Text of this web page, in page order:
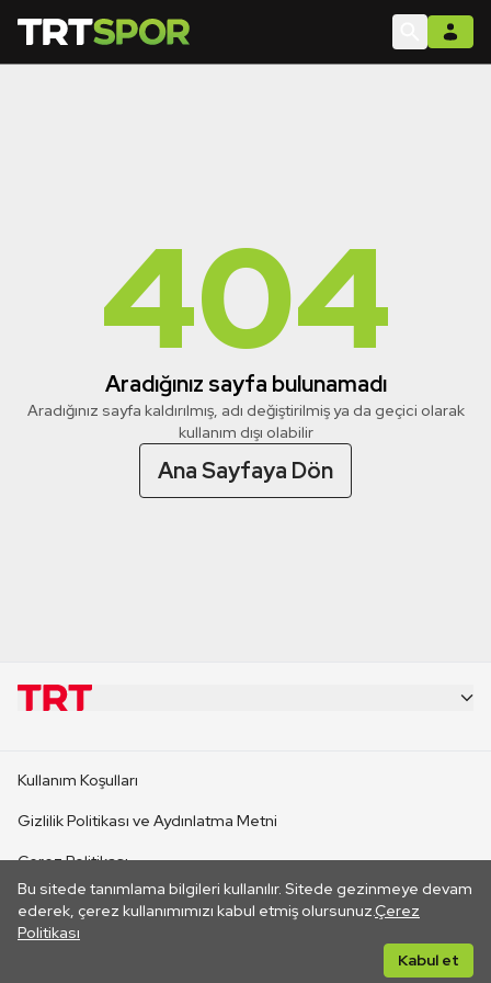
404
Aradığınız sayfa bulunamadı
Aradığınız sayfa kaldırılmış, adı değiştirilmiş ya da geçici olarak
kullanım dışı olabilir
Ana Sayfaya Dön
Bu sitede tanımlama bilgileri kullanılır. Sitede gezinmeye devam
ederek, çerez kullanımımızı kabul etmiş olursunuz.Çerez
Politikası
Kabul et
CANLI YAYINLAR
Kullanım Koşulları
Gizlilik Politikası ve Aydınlatma Metni
Çerez Politikası
İletişim
Her hakkı saklıdır. ©2026 TRT. Bağlantı yoluyla gidilen dış